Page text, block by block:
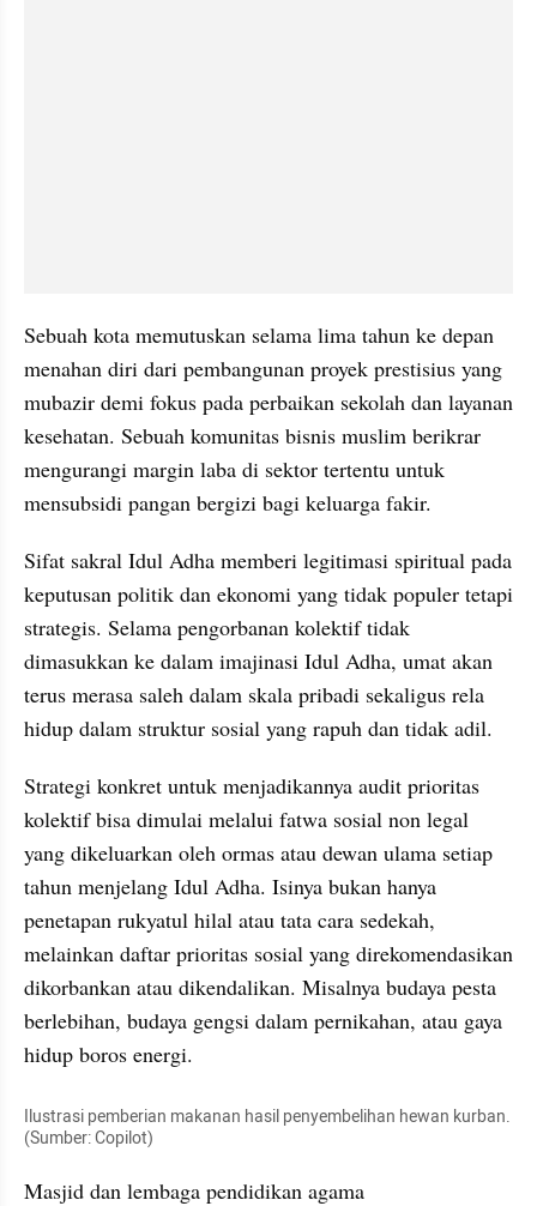
Sebuah kota memutuskan selama lima tahun ke depan
menahan diri dari pembangunan proyek prestisius yang
mubazir demi fokus pada perbaikan sekolah dan layanan
kesehatan. Sebuah komunitas bisnis muslim berikrar
mengurangi margin laba di sektor tertentu untuk
mensubsidi pangan bergizi bagi keluarga fakir.
Sifat sakral Idul Adha memberi legitimasi spiritual pada
keputusan politik dan ekonomi yang tidak populer tetapi
strategis. Selama pengorbanan kolektif tidak
dimasukkan ke dalam imajinasi Idul Adha, umat akan
terus merasa saleh dalam skala pribadi sekaligus rela
hidup dalam struktur sosial yang rapuh dan tidak adil.
Strategi konkret untuk menjadikannya audit prioritas
kolektif bisa dimulai melalui fatwa sosial non legal
yang dikeluarkan oleh ormas atau dewan ulama setiap
tahun menjelang Idul Adha. Isinya bukan hanya
penetapan rukyatul hilal atau tata cara sedekah,
melainkan daftar prioritas sosial yang direkomendasikan
dikorbankan atau dikendalikan. Misalnya budaya pesta
berlebihan, budaya gengsi dalam pernikahan, atau gaya
hidup boros energi.
Ilustrasi pemberian makanan hasil penyembelihan hewan kurban.
(Sumber: Copilot)
Masjid dan lembaga pendidikan agama